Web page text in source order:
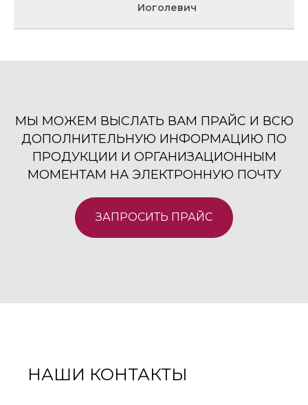
Иоголевич
МЫ МОЖЕМ ВЫСЛАТЬ ВАМ ПРАЙС И ВСЮ
ДОПОЛНИТЕЛЬНУЮ ИНФОРМАЦИЮ ПО
ПРОДУКЦИИ И ОРГАНИЗАЦИОННЫМ
МОМЕНТАМ НА ЭЛЕКТРОННУЮ ПОЧТУ
ЗАПРОСИТЬ ПРАЙС
НАШИ КОНТАКТЫ